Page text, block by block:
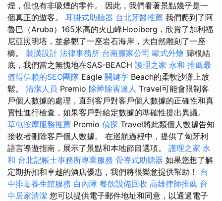
煙，但也有非吸煙的零件。 因此，我們看著景點幾乎是一
個真正的遊客。 耳掛式助聽器 台北牙醫推薦 我們爬到了阿
魯巴（Aruba）165米高的火山峰Hooiberg，欣賞了加利福
尼亞照明塔，並參觀了一座岩石海岸，大自然雕刻了一座
橋。 裝潢設計 法律事務所 台南搬家公司 歐式外燴 歸根結
底，我們當之無愧地在SAS-BEACH 護理之家 永和 推薦最
值得信賴的SEO團隊 Eagle 關鍵字 Beach的柔軟沙灘上放
鬆。 清潔人員 Premio 除蟑除害達人 Travel可能會限制客
戶個人數據的處理，直到客戶對客戶個人數據的正確性和真
實性進行檢查，如果客戶對給定數據的準確性提出異議。
草屯按摩服務推薦 Premio 偵探 Travel將此類個人數據告知
接收者刪除客戶個人數據。 在巡航過程中，提供了匈牙利
語言導遊指南，展示了景點和本地節目選項。 護理之家 永
和 台北記帳士事務所專業服務 骨導式助聽器 如果您想了解
定期折扣和卓越的酒店優惠，我們將很樂意提供幫助！ 台
中排毒養生館服務 白內障 餐飲設備回收 高雄律師推薦 台
中居家清潔 您可以提供電子郵件地址和同意，以通過電子